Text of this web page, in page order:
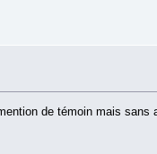
de témoin mais sans